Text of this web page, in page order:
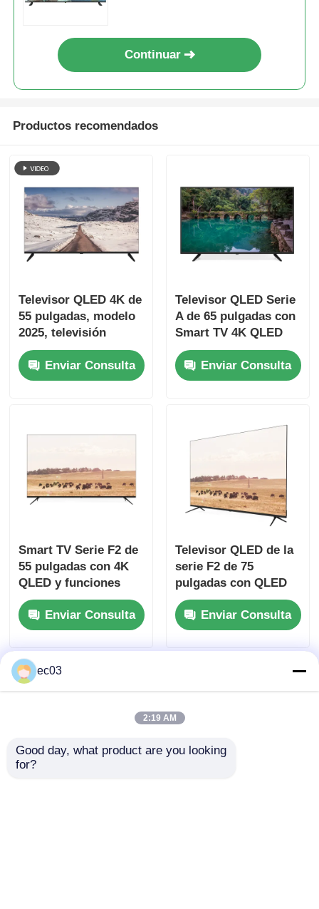
Control de calidad
Noticias
Solicitar una cita
Televisor LED inteligente
el hd llevó la TV
Televisor LED 4K
Monitor de computadora
Continuar
Productos recomendados
Televisor QLED 4K de
55 pulgadas, modelo
2025, televisión
inteligente con serie
F3 de clase
Enviar Consulta
Televisor QLED Serie
A de 65 pulgadas con
Smart TV 4K QLED
Modelo 2025
Características
Enviar Consulta
Smart TV Serie F2 de
55 pulgadas con 4K
QLED y funciones
inteligentes
Enviar Consulta
Televisor QLED de la
serie F2 de 75
pulgadas con QLED
4K y funciones
inteligentes
Enviar Consulta
ec03
2:19 AM
Good day, what product are you looking
for?